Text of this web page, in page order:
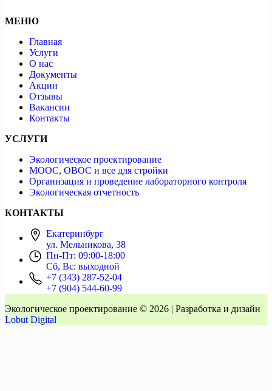
МЕНЮ
Главная
Услуги
О нас
Документы
Акции
Отзывы
Вакансии
Контакты
УСЛУГИ
Экологическое проектирование
МООС, ОВОС и все для стройки
Организация и проведение лабораторного контроля
Экологическая отчетность
КОНТАКТЫ
Екатеринбург
ул. Мельникова, 38
Пн-Пт: 09:00-18:00
Сб, Вс: выходной
+7 (343) 287-52-04
+7 (904) 544-60-99
Экологическое проектирование © 2026 | Разработка и дизайн
Lobut Digital